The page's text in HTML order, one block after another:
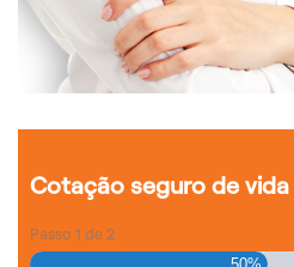
Cotação seguro de vida
Passo 1 de 2